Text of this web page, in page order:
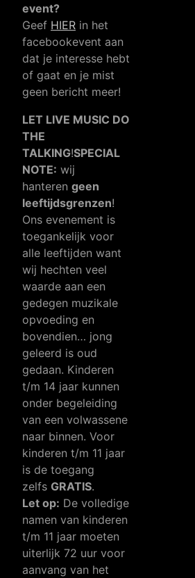
event?
Geef HIER in het
facebookevent aan
dat je interesse hebt
of gaat en je mist
geen bericht meer!
LET LIVE MUSIC DO
THE
TALKING!SPECIAL
NOTE: wij
hanteren geen
leeftijdsgrenzen!
Ons evenement is
toegankelijk voor
alle leeftijden want
wij hechten veel
waarde aan een
gedegen muzikale
opvoeding en
bovendien… jong
geleerd is oud
gedaan. Kinderen
t/m 14 jaar kunnen
onder begeleiding
van een volwassene
naar binnen. Voor
kinderen t/m 11 jaar
is de toegang
zelfs GRATIS.
Let op: De volledige
namen van kinderen
t/m 11 jaar moeten
uiterlijk 72 uur voor
aanvang van het